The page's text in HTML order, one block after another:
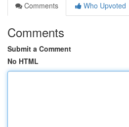
Comments
Who Upvoted
Comments
Submit a Comment
No HTML